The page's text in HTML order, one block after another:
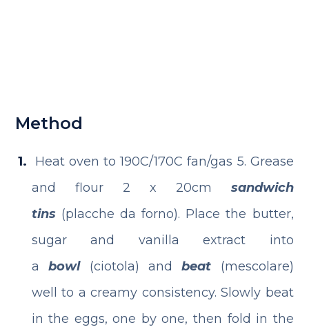
Method
Heat oven to 190C/170C fan/gas 5. Grease
and flour 2 x 20cm sandwich
tins (placche da forno). Place the butter,
sugar and vanilla extract into
abowl(ciotola) andbeat (mescolare)
well to a creamy consistency. Slowly beat
in the eggs, one by one, then fold in the